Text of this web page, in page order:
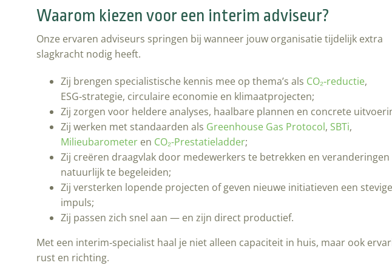
Waarom kiezen voor een interim adviseur?
Onze ervaren adviseurs springen bij wanneer jouw organisatie tijdelijk extra
slagkracht nodig heeft.
Zij brengen specialistische kennis mee op thema’s als CO₂‑reductie,
ESG‑strategie, circulaire economie en klimaatprojecten;
Zij zorgen voor heldere analyses, haalbare plannen en concrete
Zij werken met standaarden als Greenhouse Gas Protocol, SBTi,
Milieubarometer en CO₂-Prestatieladder;
Zij creëren draagvlak door medewerkers te betrekken en veranderingen
natuurlijk te begeleiden;
Zij versterken lopende projecten of geven nieuwe initiatieven een stevige
impuls;
Zij passen zich snel aan — en zijn direct productief.
Met een interim‑specialist haal je niet alleen capaciteit in huis, maar ook
rust en richting.